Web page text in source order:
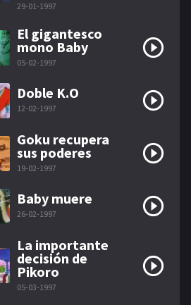
29-01-1997
El gigantesco
mono Baby
05-02-1997
Doble K.O
12-02-1997
Goku recupera
sus poderes
19-02-1997
Baby muere
26-02-1997
La importante
decisión de
Pikoro
05-03-1997